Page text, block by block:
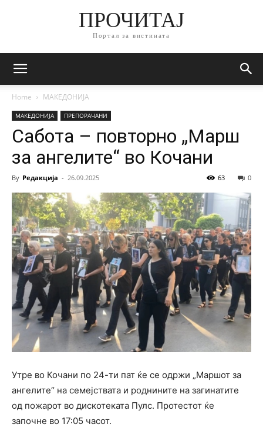
ПРОЧИТАЈ
Портал за вистината
Home МАКЕДОНИЈА
МАКЕДОНИЈА ПРЕПОРАЧАНИ
Сабота – повторно „Марш
за ангелите“ во Кочани
By Редакција - 26.09.2025 0
63
Утре во Кочани по 24-ти пат ќе се одржи „Маршот за
ангелите“ на семејствата и роднините на загинатите
од пожарот во дискотеката Пулс. Протестот ќе
започне во 17:05 часот.